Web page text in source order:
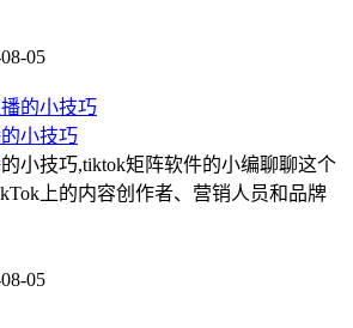
05
小技巧
小技巧,tiktok矩阵软件的小编聊聊这个
上的内容创作者、营销人员和品牌
05